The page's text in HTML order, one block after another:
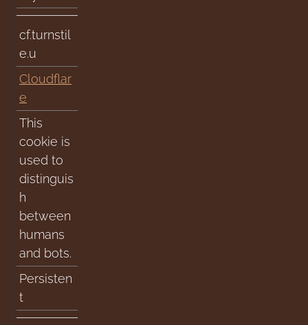
cf.turnstil
e.u
Cloudflar
e
This
cookie is
used to
distinguis
h
between
humans
and bots.
Persisten
t